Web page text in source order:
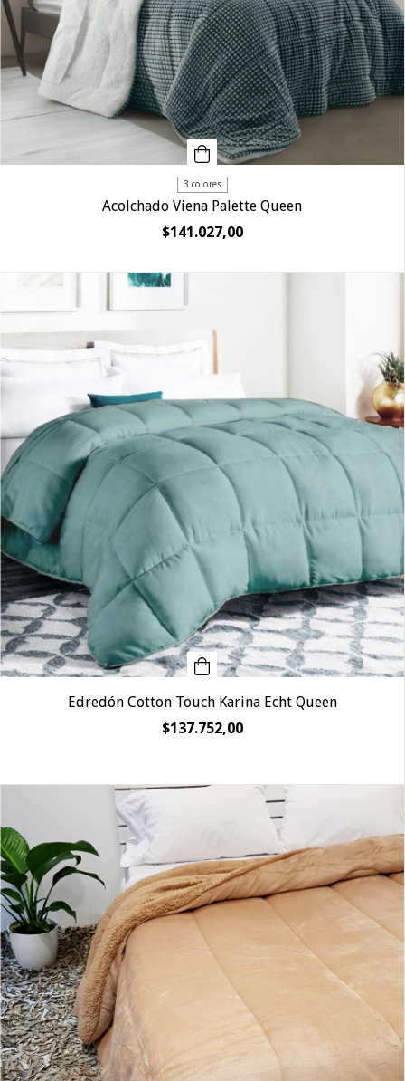
3 colores
Acolchado Viena Palette Queen
$141.027,00
Edredón Cotton Touch Karina Echt Queen
$137.752,00